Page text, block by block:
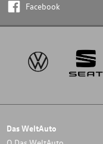
Facebook
Das WeltAuto